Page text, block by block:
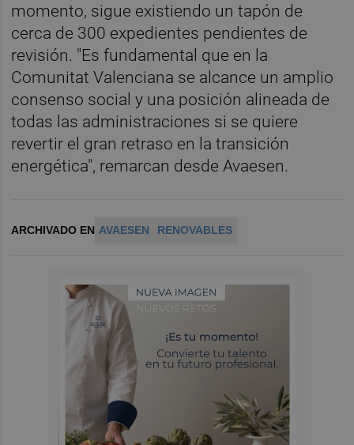
momento, sigue existiendo un tapón de
cerca de 300 expedientes pendientes de
revisión. "Es fundamental que en la
Comunitat Valenciana se alcance un amplio
consenso social y una posición alineada de
todas las administraciones si se quiere
revertir el gran retraso en la transición
energética", remarcan desde Avaesen.
ARCHIVADO EN AVAESEN RENOVABLES